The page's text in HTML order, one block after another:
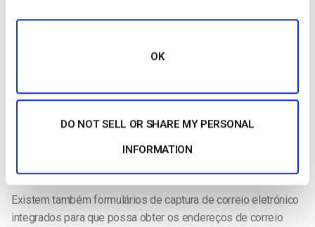
OK
DO NOT SELL OR SHARE MY PERSONAL
INFORMATION
excesso por gigabyte. Também oferecem planos de
características analíticas, que lhe permitem compreender os
hábitos dos espectadores à medida que vêem os seus
Existem também formulários de captura de correio eletrónico
integrados para que possa obter os endereços de correio